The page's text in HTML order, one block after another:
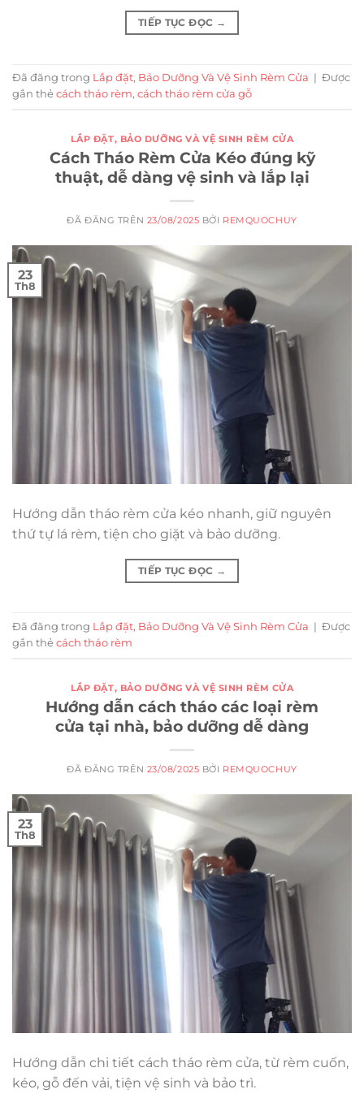
TIẾP TỤC ĐỌC →
Đã đăng trong Lắp đặt, Bảo Dưỡng Và Vệ Sinh Rèm Cửa | Được
gắn thẻ cách tháo rèm, cách tháo rèm cửa gỗ
LẮP ĐẶT, BẢO DƯỠNG VÀ VỆ SINH RÈM CỬA
Cách Tháo Rèm Cửa Kéo đúng kỹ
thuật, dễ dàng vệ sinh và lắp lại
ĐÃ ĐĂNG TRÊN 23/08/2025 BỞI REMQUOCHUY
23
Th8
Hướng dẫn tháo rèm cửa kéo nhanh, giữ nguyên
thứ tự lá rèm, tiện cho giặt và bảo dưỡng.
TIẾP TỤC ĐỌC →
Đã đăng trong Lắp đặt, Bảo Dưỡng Và Vệ Sinh Rèm Cửa | Được
gắn thẻ cách tháo rèm
LẮP ĐẶT, BẢO DƯỠNG VÀ VỆ SINH RÈM CỬA
Hướng dẫn cách tháo các loại rèm
cửa tại nhà, bảo dưỡng dễ dàng
ĐÃ ĐĂNG TRÊN 23/08/2025 BỞI REMQUOCHUY
23
Th8
Hướng dẫn chi tiết cách tháo rèm cửa, từ rèm cuốn,
kéo, gỗ đến vải, tiện vệ sinh và bảo trì.